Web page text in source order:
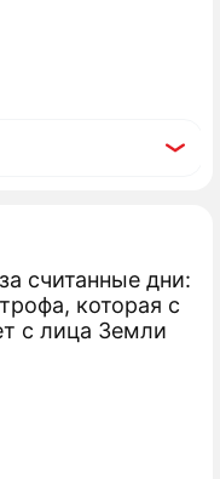
считанные дни:
которая с
с лица Земли